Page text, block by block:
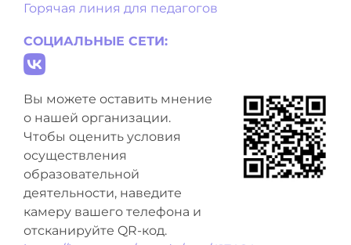
Горячая линия для педагогов
СОЦИАЛЬНЫЕ СЕТИ:
Вы можете оставить мнение
о нашей организации.
Чтобы оценить условия
осуществления
образовательной
деятельности, наведите
камеру вашего телефона и
отсканируйте QR-код.